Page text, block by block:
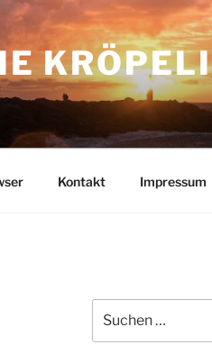
Kontakt Impressum
nach: